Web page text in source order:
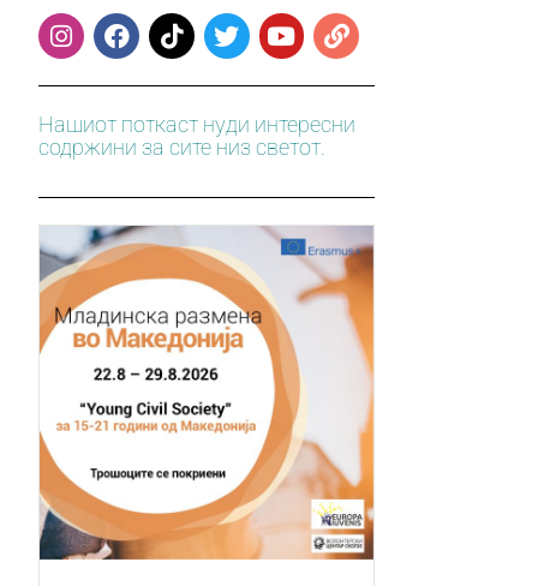
Нашиот поткаст нуди интересни
содржини за сите низ светот.